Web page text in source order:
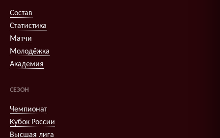
Состав
Статистика
Матчи
Молодёжка
Академия
СЕЗОН
Чемпионат
Кубок России
Высшая лига